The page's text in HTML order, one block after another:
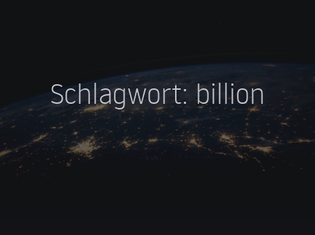
Schlagwort: billion